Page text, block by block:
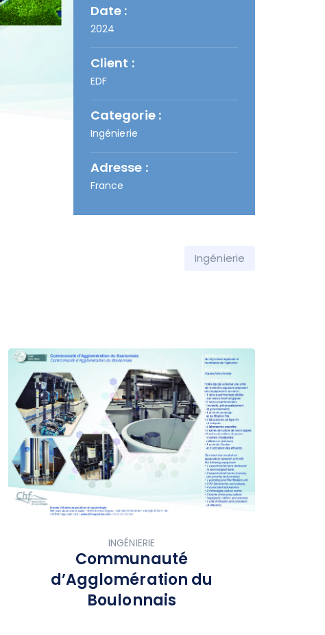
Date :
2024
Client :
EDF
Categorie :
Ingénierie
Adresse :
France
Ingénierie
INGÉNIERIE
Communauté
d’Agglomération du
Boulonnais